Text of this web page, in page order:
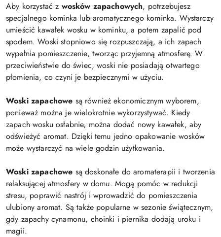
Aby korzystać z wosków zapachowych, potrzebujesz
specjalnego kominka lub aromatycznego kominka. Wystarczy
umieścić kawałek wosku w kominku, a potem zapalić pod
spodem. Woski stopniowo się rozpuszczają, a ich zapach
wypełnia pomieszczenie, tworząc przyjemną atmosferę. W
przeciwieństwie do świec, woski nie posiadają otwartego
płomienia, co czyni je bezpiecznymi w użyciu.
Woski zapachowe są również ekonomicznym wyborem,
ponieważ można je wielokrotnie wykorzystywać. Kiedy
zapach wosku osłabnie, można dodać nowy kawałek, aby
odświeżyć aromat. Dzięki temu jedno opakowanie wosków
może wystarczyć na wiele godzin użytkowania.
Woski zapachowe są doskonałe do aromaterapii i tworzenia
relaksującej atmosfery w domu. Mogą pomóc w redukcji
stresu, poprawić nastrój i wprowadzić do pomieszczenia
ulubiony aromat. Są także popularne w sezonie świątecznym,
gdy zapachy cynamonu, choinki i piernika dodają uroku i
magii.